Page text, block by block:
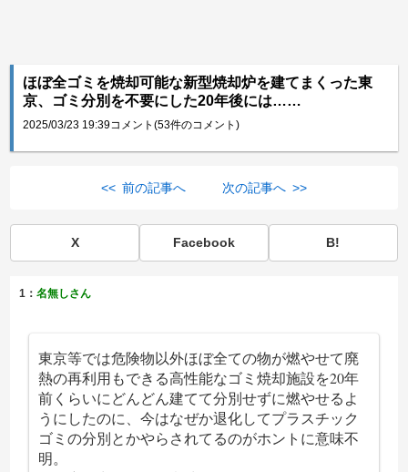
ほぼ全ゴミを焼却可能な新型焼却炉を建てまくった東
京、ゴミ分別を不要にした20年後には……
2025/03/23 19:39コメント(53件のコメント)
<< 前の記事へ 次の記事へ >>
X Facebook B!
1：名無しさん
東京等では危険物以外ほぼ全ての物が燃やせて廃
熱の再利用もできる高性能なゴミ焼却施設を20年
前くらいにどんどん建てて分別せずに燃やせるよ
うにしたのに、今はなぜか退化してプラスチック
ゴミの分別とかやらされてるのがホントに意味不
明。